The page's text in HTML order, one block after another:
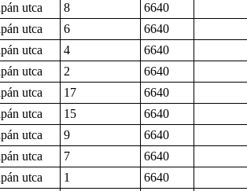
utca 8
6640
utca 6
6640
utca 4
6640
utca 2
6640
utca 17
6640
utca 15
6640
utca 9
6640
utca 7
6640
utca 1
6640